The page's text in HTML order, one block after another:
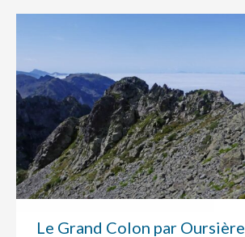
Le Grand Colon par Oursière